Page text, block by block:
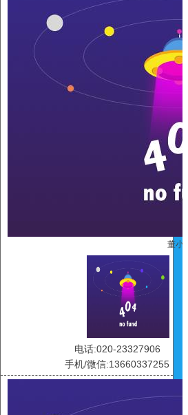
董小露
电话:020-23327906
手机/微信:13660337255